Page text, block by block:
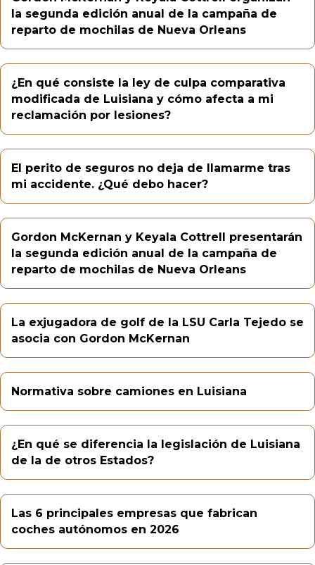
la segunda edición anual de la campaña de
reparto de mochilas de Nueva Orleans
¿En qué consiste la ley de culpa comparativa
modificada de Luisiana y cómo afecta a mi
reclamación por lesiones?
El perito de seguros no deja de llamarme tras
mi accidente. ¿Qué debo hacer?
Gordon McKernan y Keyala Cottrell presentarán
la segunda edición anual de la campaña de
reparto de mochilas de Nueva Orleans
La exjugadora de golf de la LSU Carla Tejedo se
asocia con Gordon McKernan
Normativa sobre camiones en Luisiana
¿En qué se diferencia la legislación de Luisiana
de la de otros Estados?
Las 6 principales empresas que fabrican
coches autónomos en 2026